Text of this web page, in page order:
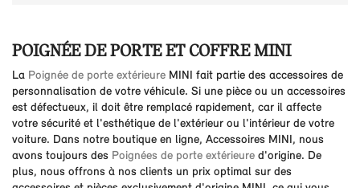
POIGNÉE DE PORTE ET COFFRE MINI
La Poignée de porte extérieure MINI fait partie des accessoires de
personnalisation de votre véhicule. Si une pièce ou un accessoires
est défectueux, il doit être remplacé rapidement, car il affecte
votre sécurité et l'esthétique de l'extérieur ou l'intérieur de votre
voiture. Dans notre boutique en ligne, Accessoires MINI, nous
avons toujours des Poignées de porte extérieure d'origine. De
plus, nous offrons à nos clients un prix optimal sur des